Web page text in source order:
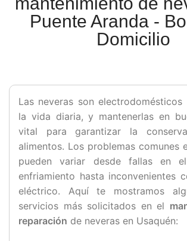
Puente Aranda -
Domicilio
Las neveras son electrodomésticos
la vida diaria, y mantenerlas en
vital para garantizar la
alimentos. Los problemas comunes
pueden variar desde fallas en
enfriamiento hasta inconvenientes
eléctrico. Aquí te mostramos
servicios más solicitados en el
reparación de neveras en Usaquén: